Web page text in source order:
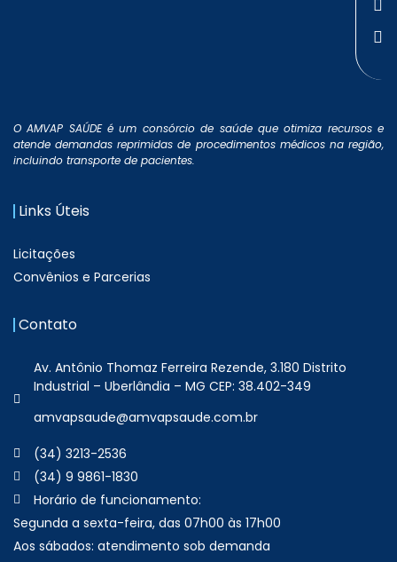
O AMVAP SAÚDE é um consórcio de saúde que otimiza recursos e
atende demandas reprimidas de procedimentos médicos na região,
incluindo transporte de pacientes.
Links Úteis
Licitações
Convênios e Parcerias
Contato
Av. Antônio Thomaz Ferreira Rezende, 3.180 Distrito
Industrial – Uberlândia – MG CEP: 38.402-349
amvapsaude@amvapsaude.com.br
(34) 3213-2536
(34) 9 9861-1830
Horário de funcionamento:
Segunda a sexta-feira, das 07h00 às 17h00
Aos sábados: atendimento sob demanda